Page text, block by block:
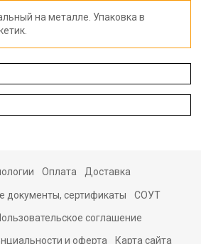
на металле. Упаковка в
Оплата Доставка
документы, сертификаты СОУТ
соглашение
и оферта Карта сайта